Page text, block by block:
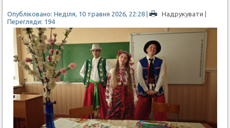
Опубліковано: Неділя, 10 травня 2026, 22:28 | Надрукувати |
Перегляди: 194